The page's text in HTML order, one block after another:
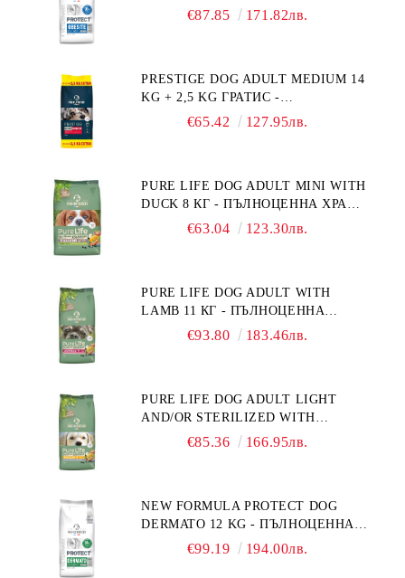
ДИЕТИЧНА ХРАНА ЗА КУЧЕТА
"РЕГУЛИРАНЕ НА ВНОСА НА
ГЛЮКОЗА (DIABETES MELLITUS)."
€87.85 171.82лв.
PRESTIGE DOG ADULT MEDIUM 14
KG + 2,5 KG ГРАТИС -
ПЪЛНОЦЕННА ХРАНА ЗА
€65.42 127.95лв.
PURE LIFE DOG ADULT MINI WITH
DUCK 8 КГ - ПЪЛНОЦЕННА ХРАНА
ЗА ПОРАСНАЛИ КУЧЕТА ОТ
ГЛУТЕН. ПРОИЗВЕДЕНА ВЪВ
ФРАНЦИЯ.
€63.04 123.30лв.
PURE LIFE DOG ADULT WITH
LAMB 11 КГ - ПЪЛНОЦЕННА
ХРАНА ЗА ПОРАСНАЛИ КУЧЕТА С
НАД 1 ГОДИНА. БЕЗ ЗЪРНО, БЕЗ
ГЛУТЕН. ПРОИЗВЕДЕНА ВЪВ
ФРАНЦИЯ.
€93.80 183.46лв.
PURE LIFE DOG ADULT LIGHT
AND/OR STERILIZED WITH
CHICKEN 12 КГ - ПЪЛНОЦЕННА
КАСТРИРАНИ КУЧЕТА ОТ ВСИЧКИ
ПОРОДИ НА ВЪЗРАСТ НАД 1
ГОДИНА, С ПИЛЕ. БЕЗ ЗЪРНО, БЕЗ
€85.36 166.95лв.
NEW FORMULA PROTECT DOG
DERMATO 12 KG - ПЪЛНОЦЕННА
ДИЕТИЧНА ХРАНА ЗА КУЧЕТА
€99.19 194.00лв.